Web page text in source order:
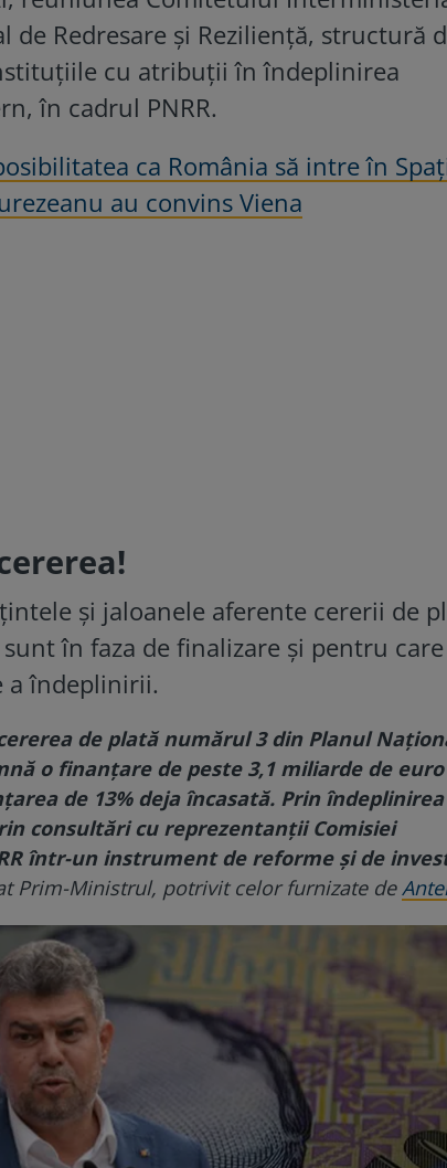
Redresare și Reziliență, structură
cu atribuții în îndeplinirea
în cadrul PNRR.
ca România să intre în
au convins Viena
și jaloanele aferente cererii de
în faza de finalizare și pentru
a îndeplinirii.
de plată numărul 3 din Planul
o finanțare de peste 3,1 miliarde de euro
de 13% deja încasată. Prin îndeplinirea
consultări cu reprezentanții Comisiei
într-un instrument de reforme și de
Prim-Ministrul, potrivit celor furnizate de